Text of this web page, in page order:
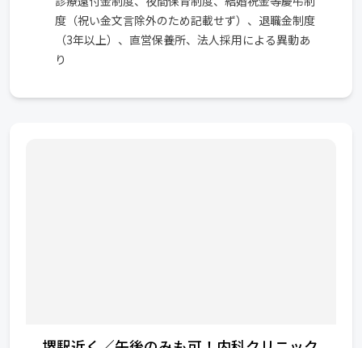
度（祝い金文言除外のため記載せず）、退職金制度
（3年以上）、直営保養所、法人採用による異動あ
り